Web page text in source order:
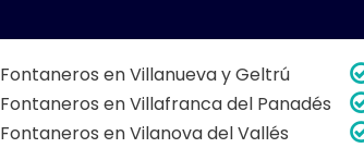
Fontaneros en Villanueva y Geltrú
Fontaneros en Villafranca del Panadés
Fontaneros en Vilanova del Vallés